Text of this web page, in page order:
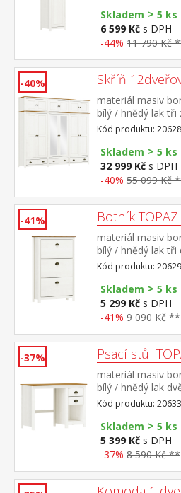
Skladem > 5 ks
6 599 Kč s DPH
-44% 11 790 Kč
-40% Skříň
materiál masiv
bílý / hnědý lak tři
úchytkami a
police a kovová
police, na dvou
zrcadlo nástavec
Kód produktu:
Skladem > 5 ks
32 999 Kč s DPH
-40% 55 099 Kč
-41% Botník
materiál masiv
bílý / hnědý lak tři
kovovými
Kód produktu:
Skladem > 5 ks
5 299 Kč s DPH
-41% 9 090 Kč **
-37% Psací stůl
materiál masiv
bílý / hnědý lak
úchytkami a
Kód produktu:
Skladem > 5 ks
5 399 Kč s DPH
-37% 8 590 Kč **